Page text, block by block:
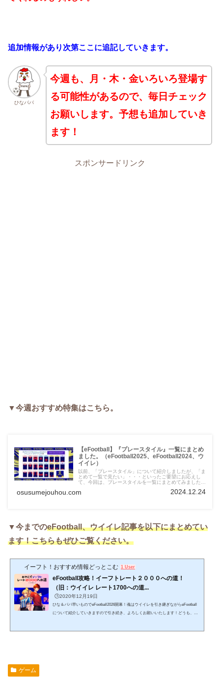
追加情報があり次第ここに追記していきます。
ひなパパ
今週も、月・木・金いろいろ登場す
る可能性があるので、毎日チェック
お願いします。予想も追加していき
ます！
スポンサードリンク
▼今週おすすめ特集はこちら。
【eFootball】『プレースタイル』一覧にまとめ
ました。（eFootball2025、eFootball2024、ウ
イイレ）
以前、「プレースタイル」について紹介しましたが、「ま
とめて一覧で見たい」・・・といったご要望にお応えし
て、今回は、プレースタイルを一覧にまとめてみましたの
くお願いします。新記事の情報や、どうでも良いことつぶ
osusumejouhou.com 2024.12.24
▼今までのeFootball、ウイイレ記事を以下にまとめてい
ます！こちらもぜひご覧ください。
イーフト！おすすめ情報どっとこむ 1 User
eFootball攻略！イーフトレート２０００への道！
（旧：ウイイレ レート1700への道...
🕒️2020年12月19日
ひな＆パパ早いものでeFootball2026開幕！魂はウイイレを引き継ぎながらeFootball
について紹介していきますので引き続き、よろしくお願いいたします！どうも、ひ
ゲーム